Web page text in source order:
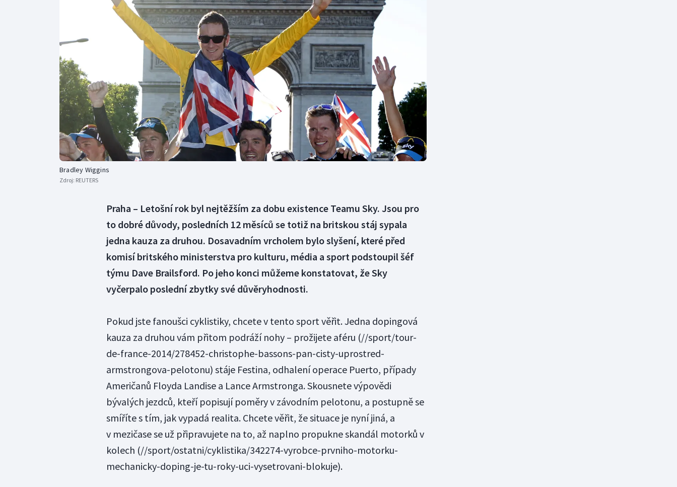
Curling
Dostihy
Florbal
Futsal
Golf
Gymnastika
Moderní pětiboj
Motorsport
Olympijské hry
Parasport
Plavání
Plážový volejbal
Triatlon
Veslování
Volejbal
Ostatní
Bradley Wiggins
Zdroj: REUTERS
Praha – Letošní rok byl nejtěžším za dobu existence Teamu Sky. Jsou pro
to dobré důvody, posledních 12 měsíců se totiž na britskou stáj sypala
jedna kauza za druhou. Dosavadním vrcholem bylo slyšení, které před
komisí britského ministerstva pro kulturu, média a sport podstoupil šéf
týmu Dave Brailsford. Po jeho konci můžeme konstatovat, že Sky
vyčerpalo poslední zbytky své důvěryhodnosti.
Pokud jste fanoušci cyklistiky, chcete v tento sport věřit. Jedna dopingová
kauza za druhou vám přitom podráží nohy – prožijete aféru (//sport/tour-
de-france-2014/278452-christophe-bassons-pan-cisty-uprostred-
armstrongova-pelotonu) stáje Festina, odhalení operace Puerto, případy
Američanů Floyda Landise a Lance Armstronga. Skousnete výpovědi
bývalých jezdců, kteří popisují poměry v závodním pelotonu, a postupně se
smíříte s tím, jak vypadá realita. Chcete věřit, že situace je nyní jiná, a
v mezičase se už připravujete na to, až naplno propukne skandál motorků v
kolech (//sport/ostatni/cyklistika/342274-vyrobce-prvniho-motorku-
mechanicky-doping-je-tu-roky-uci-vysetrovani-blokuje).